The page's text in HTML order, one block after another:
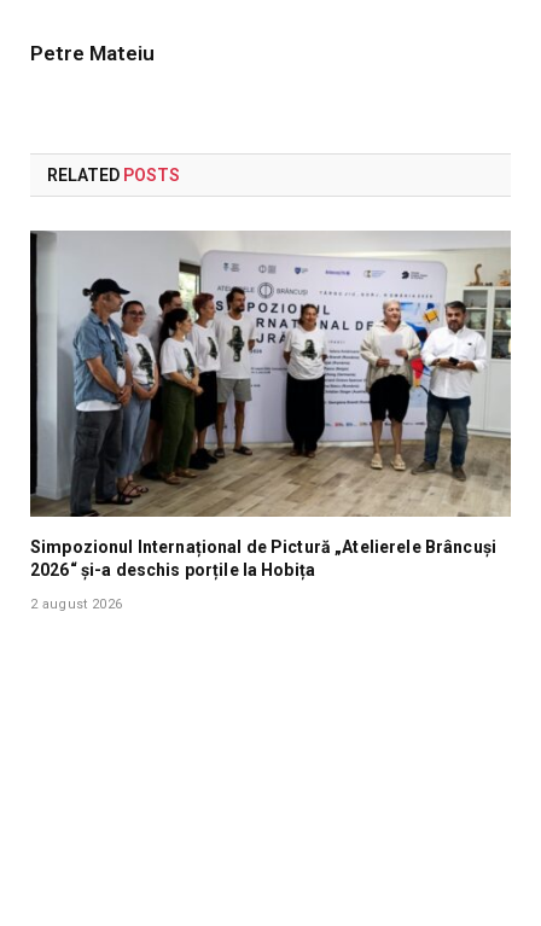
Petre Mateiu
RELATED POSTS
Simpozionul Internațional de Pictură „Atelierele Brâncuși
2026“ și-a deschis porțile la Hobița
2 august 2026